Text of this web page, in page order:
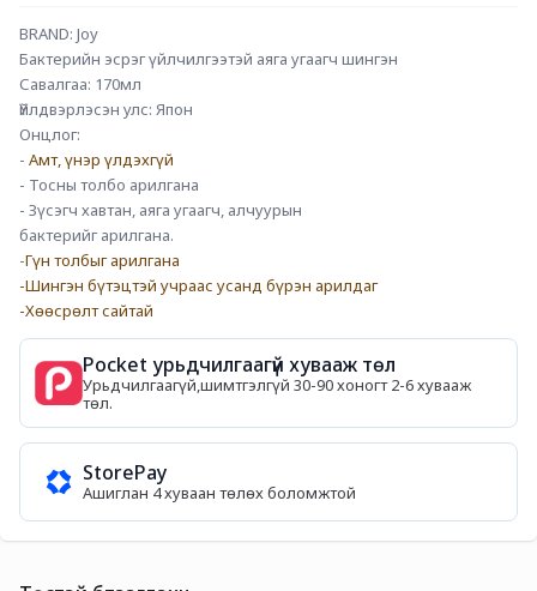
BRAND: Joy
Бактерийн эсрэг үйлчилгээтэй аяга угаагч шингэн
Савалгаа: 170мл
Үйлдвэрлэсэн улс: Япон
Онцлог:
- Амт, үнэр үлдэхгүй
- Тосны толбо арилгана
- Зүсэгч хавтан, аяга угаагч, алчуурын
бактерийг арилгана.
-Гүн толбыг арилгана
-Шингэн бүтэцтэй учраас усанд бүрэн арилдаг
-Хөөсрөлт сайтай
Pocket урьдчилгаагүй хувааж төл
Урьдчилгаагүй,шимтгэлгүй 30-90 хоногт 2-6 хувааж
төл.
StorePay
Ашиглан 4 хуваан төлөх боломжтой